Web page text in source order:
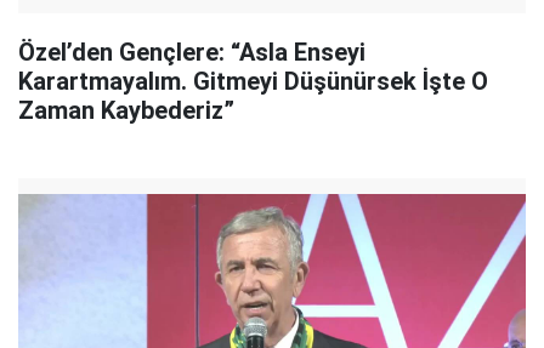
Özel’den Gençlere: “Asla Enseyi
Karartmayalım. Gitmeyi Düşünürsek İşte O
Zaman Kaybederiz”